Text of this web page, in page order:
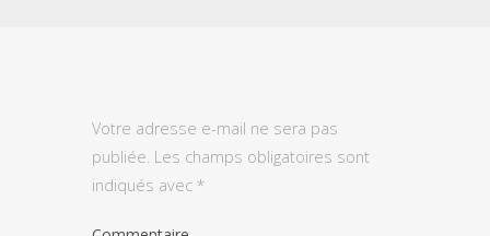
Votre adresse e-mail ne sera pas
publiée. Les champs obligatoires sont
indiqués avec *